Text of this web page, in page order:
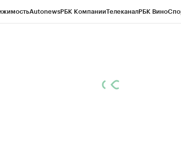
AutonewsРБК КомпанииТелеканалРБК Вино